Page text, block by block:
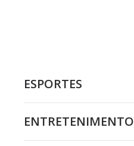
ESPORTES
ENTRETENIMENTO